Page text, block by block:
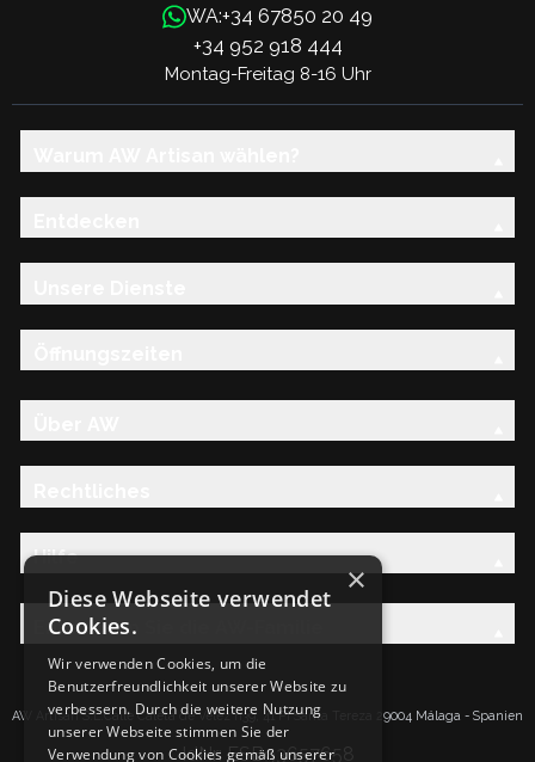
WA:+34 67850 20 49
+34 952 918 444
Montag-Freitag 8-16 Uhr
Hilfe
Entdecken Sie die AW-Familie
AW Artisan S.L.Calle Caleta de Velez n39, 41 PI Santa Tereza 29004 Málaga - Spanien
IdNr: ESB93657658
×
Diese Webseite verwendet
Cookies.
Wir verwenden Cookies, um die
Benutzerfreundlichkeit unserer Website zu
verbessern. Durch die weitere Nutzung
unserer Webseite stimmen Sie der
Verwendung von Cookies gemäß unserer